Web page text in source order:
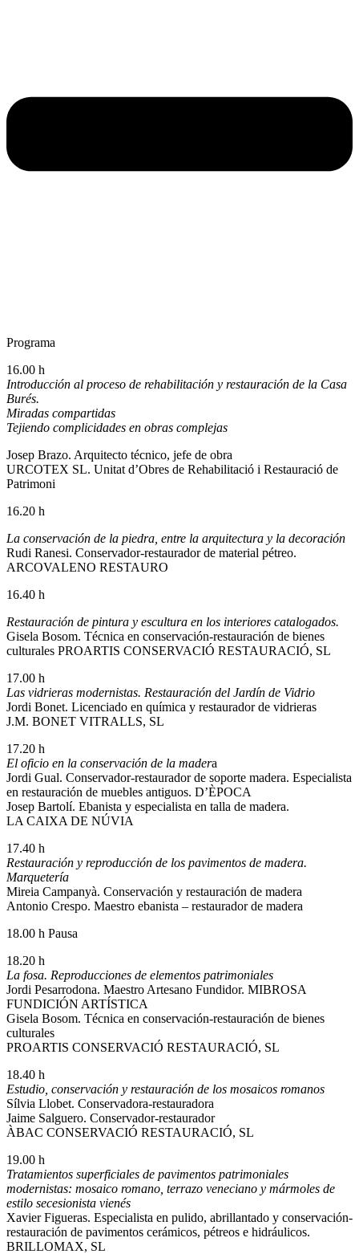
Programa
16.00 h
Introducción al proceso de rehabilitación y restauración de la Casa
Burés.
Miradas compartidas
Tejiendo complicidades en obras complejas
Josep Brazo. Arquitecto técnico, jefe de obra
URCOTEX SL. Unitat d’Obres de Rehabilitació i Restauració de
Patrimoni
16.20 h
La conservación de la piedra, entre la arquitectura y la decoración
Rudi Ranesi. Conservador-restaurador de material pétreo.
ARCOVALENO RESTAURO
16.40 h
Restauración de pintura y escultura en los interiores catalogados.
Gisela Bosom. Técnica en conservación-restauración de bienes
culturales PROARTIS CONSERVACIÓ RESTAURACIÓ, SL
17.00 h
Las vidrieras modernistas. Restauración del Jardín de Vidrio
Jordi Bonet. Licenciado en química y restaurador de vidrieras
J.M. BONET VITRALLS, SL
17.20 h
El oficio en la conservación de la madera
Jordi Gual. Conservador-restaurador de soporte madera. Especialista
en restauración de muebles antiguos. D’ÈPOCA
Josep Bartolí. Ebanista y especialista en talla de madera.
LA CAIXA DE NÚVIA
17.40 h
Restauración y reproducción de los pavimentos de madera.
Marquetería
Mireia Campanyà. Conservación y restauración de madera
Antonio Crespo. Maestro ebanista – restaurador de madera
18.00 h Pausa
18.20 h
La fosa. Reproducciones de elementos patrimoniales
Jordi Pesarrodona. Maestro Artesano Fundidor. MIBROSA
FUNDICIÓN ARTÍSTICA
Gisela Bosom. Técnica en conservación-restauración de bienes
culturales
PROARTIS CONSERVACIÓ RESTAURACIÓ, SL
18.40 h
Estudio, conservación y restauración de los mosaicos romanos
Sílvia Llobet. Conservadora-restauradora
Jaime Salguero. Conservador-restaurador
ÀBAC CONSERVACIÓ RESTAURACIÓ, SL
19.00 h
Tratamientos superficiales de pavimentos patrimoniales
modernistas: mosaico romano, terrazo veneciano y mármoles de
estilo secesionista vienés
Xavier Figueras. Especialista en pulido, abrillantado y conservación-
restauración de pavimentos cerámicos, pétreos e hidráulicos.
BRILLOMAX, SL